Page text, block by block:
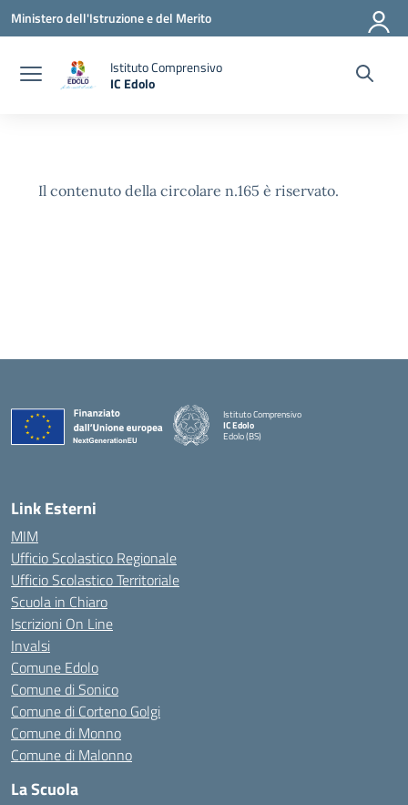
Vai ai contenuti
Vai al menu di navigazione
Vai al footer
Ministero dell'Istruzione e del Merito
Istituto Comprensivo
IC Edolo
Il contenuto della circolare n.165 è riservato.
Istituto Comprensivo
IC Edolo
Edolo (BS)
Link Esterni
MIM
Ufficio Scolastico Regionale
Ufficio Scolastico Territoriale
Scuola in Chiaro
Iscrizioni On Line
Invalsi
Comune Edolo
Comune di Sonico
Comune di Corteno Golgi
Comune di Monno
Comune di Malonno
La Scuola